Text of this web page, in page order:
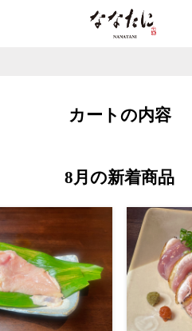
カートの内容
8月の新着商品